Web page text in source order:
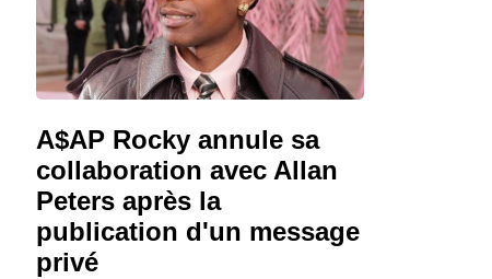
A$AP Rocky annule sa
collaboration avec Allan
Peters après la
publication d'un message
privé